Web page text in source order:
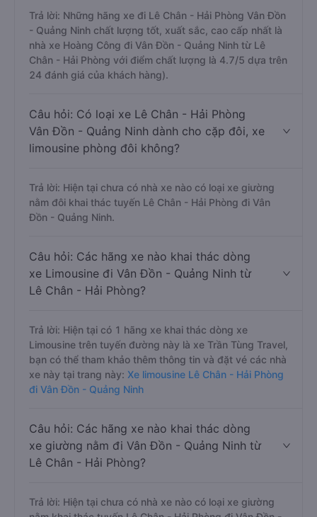
Trả lời: Những hãng xe đi Lê Chân - Hải Phòng Vân Đồn
- Quảng Ninh chất lượng tốt, xuất sắc, cao cấp nhất là
nhà xe Hoàng Công đi Vân Đồn - Quảng Ninh từ Lê
Chân - Hải Phòng với điểm chất lượng là 4.7/5 dựa trên
24 đánh giá của khách hàng).
Câu hỏi: Có loại xe Lê Chân - Hải Phòng
Vân Đồn - Quảng Ninh dành cho cặp đôi, xe
limousine phòng đôi không?
Trả lời: Hiện tại chưa có nhà xe nào có loại xe giường
nằm đôi khai thác tuyến Lê Chân - Hải Phòng đi Vân
Đồn - Quảng Ninh.
Câu hỏi: Các hãng xe nào khai thác dòng
xe Limousine đi Vân Đồn - Quảng Ninh từ
Lê Chân - Hải Phòng?
Trả lời: Hiện tại có 1 hãng xe khai thác dòng xe
Limousine trên tuyến đường này là xe Trần Tùng Travel,
bạn có thể tham khảo thêm thông tin và đặt vé các nhà
xe này tại trang này: Xe limousine Lê Chân - Hải Phòng
đi Vân Đồn - Quảng Ninh
Câu hỏi: Các hãng xe nào khai thác dòng
xe giường nằm đi Vân Đồn - Quảng Ninh từ
Lê Chân - Hải Phòng?
Trả lời: Hiện tại chưa có nhà xe nào có loại xe giường